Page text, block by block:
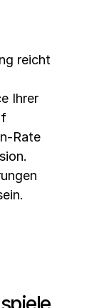
reicht
Ihrer
Rate